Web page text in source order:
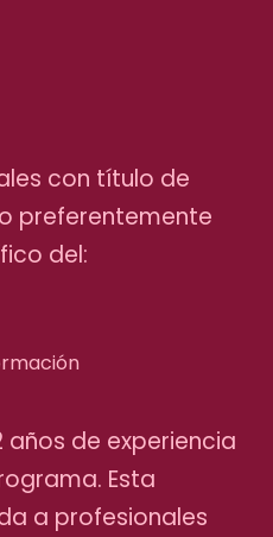
con título de
preferentemente
del:
de experiencia
Esta
a profesionales